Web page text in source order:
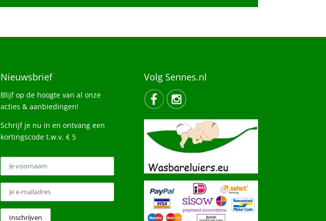
Nieuwsbrief
Blijf op de hoogte van al onze
acties & aanbiedingen!
Schrijf je nu in en ontvang een
kortingscode t.w.v. € 5
Volg Sennes.nl